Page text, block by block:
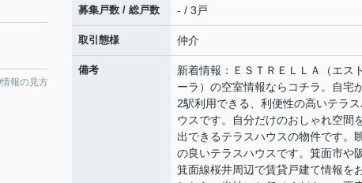
情報の見方
募集戸数 / 総戸数 - / 3戸
取引態様 仲介
備考
新着情報：ＥＳＴＲＥＬＬＡ（エス
ーラ）の空室情報ならコチラ。自宅
2駅利用できる、利便性の高いテラス
ウスです。自分だけのおしゃれ空間
出できるテラスハウスの物件です。
の良いテラスハウスです。箕面市や
箕面線桜井周辺で賃貸戸建て情報を